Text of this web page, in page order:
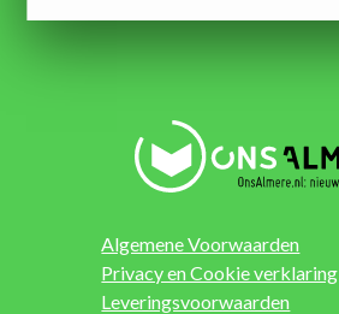
Algemene Voorwaarden
Privacy en Cookie verklaring
Leveringsvoorwaarden